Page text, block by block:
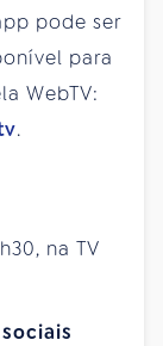
pode ser
para
WebTV:
.
na TV